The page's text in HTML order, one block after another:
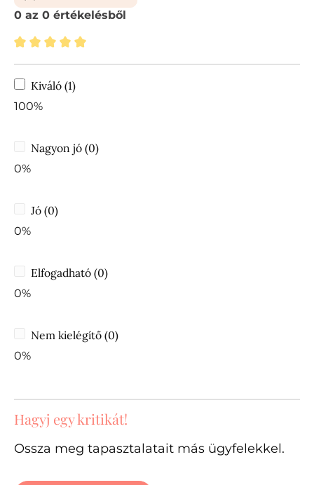
0 az 0 értékelésből
Átlagos értékelés 5 a 5 csillagból
Kiváló (1)
100%
Nagyon jó (0)
0%
Jó (0)
0%
Elfogadható (0)
0%
Nem kielégítő (0)
0%
Hagyj egy kritikát!
Ossza meg tapasztalatait más ügyfelekkel.